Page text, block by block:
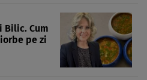
Bilic. Cum
pe zi